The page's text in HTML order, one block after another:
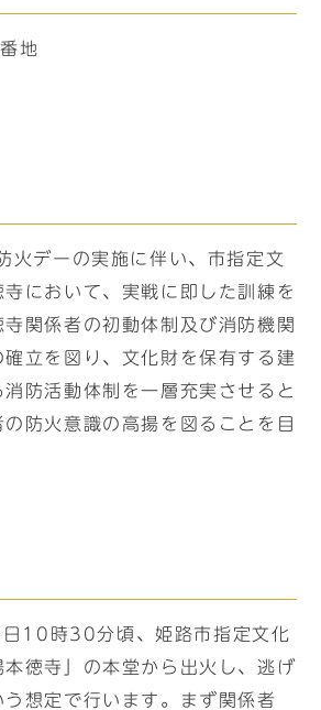
地
火デーの実施に伴い、市指定文
において、実戦に即した訓練を
関係者の初動体制及び消防機関
確立を図り、文化財を保有する建
防活動体制を一層充実させると
防火意識の高揚を図ることを目
10時30分頃、姫路市指定文化
本徳寺」の本堂から出火し、逃げ
想定で行います。まず関係者